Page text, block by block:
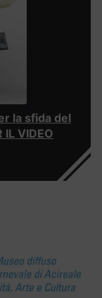
la sfida del
VIDEO